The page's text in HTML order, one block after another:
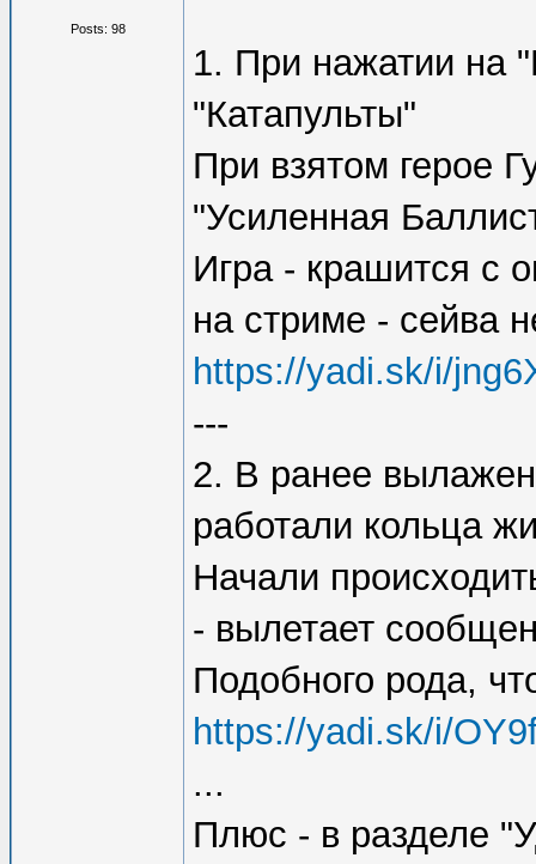
Posts: 98
1. При нажатии на
"Катапульты"
При взятом герое
"Усиленная
Игра - крашится с
на стриме - сейва
https://yadi.sk/i/
---
2. В ранее
работали кольца
Начали
- вылетает
Подобного рода,
https://yadi.sk/i/
...
Плюс - в разделе